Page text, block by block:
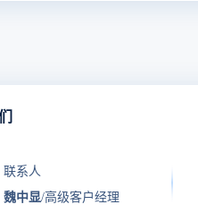
联系人
魏中显/高级客户经理